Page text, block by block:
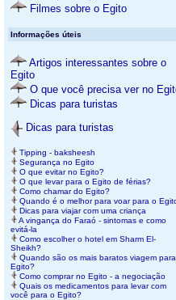
Filmes sobre o Egito
Informações úteis
Artigos interessantes sobre o
Egito
O que você precisa ver no
Dicas para turistas
Dicas para turistas
Tipping - baksheesh
Segurança no Egito
O que evitar no Egito?
O que levar para o Egito de férias?
Como chamar do Egito?
Quando é o melhor para voar para o
Dicas para viajar com uma criança
A vingança do Faraó - sintomas e como
evitá-la
Como escolher o hotel em Sharm El-
Sheikh?
Quando são os mais baratos viagem
Egito?
Como comprar no Egito - a negociação
Quais os medicamentos para levar com
você para o Egito?